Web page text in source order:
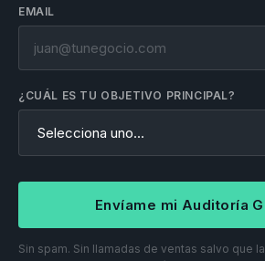
EMAIL
¿CUÁL ES TU OBJETIVO PRINCIPAL?
Envíame mi Auditoría
Sin spam. Sin llamadas de ventas salvo que